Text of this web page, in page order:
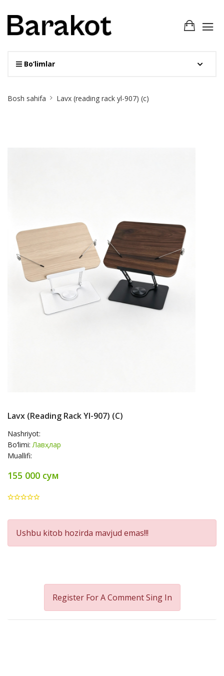
Bo‘limlar
Breadcrumb
Bosh sahifa Lavx (reading rack yl-907) (c)
Lavx (reading Rack Yl-907) (c)
Nashriyot:
Bo‘limi: Лавҳлар
Muallifi:
155 000 сум
Product
Summery
Ushbu kitob hozirda mavjud emas!!!
Register For A CommentSing In